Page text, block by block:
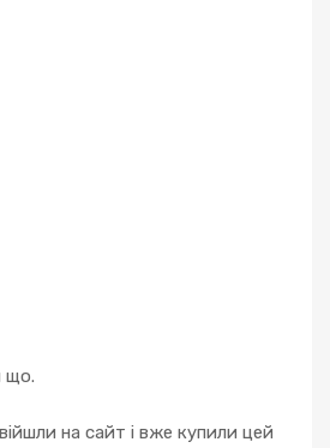
що.
на сайт і вже купили цей